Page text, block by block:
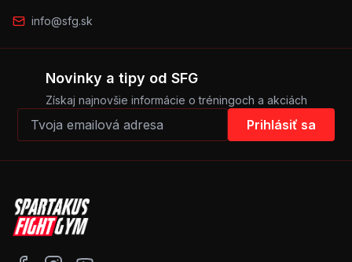
info@sfg.sk
Novinky a tipy od SFG
Získaj najnovšie informácie o tréningoch a akciách
Prihlásiť sa